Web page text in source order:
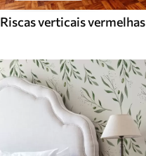
Riscas verticais